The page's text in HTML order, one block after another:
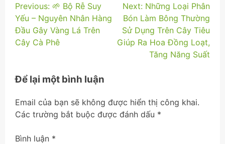
Điều
hướng
bài
Previous: 🌱 Bộ Rễ Suy
Yếu – Nguyên Nhân Hàng
Đầu Gây Vàng Lá Trên
Cây Cà Phê
Next: Những Loại Phân
Bón Làm Bông Thường
Sử Dụng Trên Cây Tiêu
Giúp Ra Hoa Đồng Loạt,
Tăng Năng Suất
Để lại một bình luận
Email của bạn sẽ không được hiển thị công khai.
Các trường bắt buộc được đánh dấu *
Bình luận *